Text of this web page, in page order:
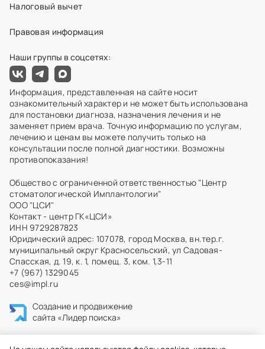
Налоговый вычет
Наши группы в соцсетях:
Правовая информация
Информация, представленная на сайте носит
ознакомительный характер и не может быть использована
для постановки диагноза, назначения лечения и не
заменяет прием врача. Точную информацию по услугам,
лечению и ценам вы можете получить только на
консультации после полной диагностики. Возможны
противопоказания!
Общество с ограниченной ответственностью "Центр
стоматологической Имплантологии"
ООО "ЦСИ"
Контакт - центр ГК«ЦСИ»
ИНН 9729287823
Юридический адрес: 107078, город Москва, вн.тер.г.
муниципальный округ Красносельский, ул Садовая-
Спасская, д. 19, к. 1, помещ. 3, ком. 1,3-11
+7 (967) 1329045
ces@impl.ru
Создание и продвижение
сайта «Лидер поиска»